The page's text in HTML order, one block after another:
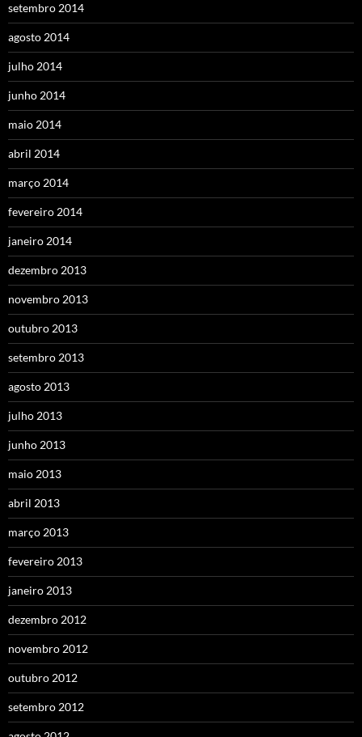
setembro 2014
agosto 2014
julho 2014
junho 2014
maio 2014
abril 2014
março 2014
fevereiro 2014
janeiro 2014
dezembro 2013
novembro 2013
outubro 2013
setembro 2013
agosto 2013
julho 2013
junho 2013
maio 2013
abril 2013
março 2013
fevereiro 2013
janeiro 2013
dezembro 2012
novembro 2012
outubro 2012
setembro 2012